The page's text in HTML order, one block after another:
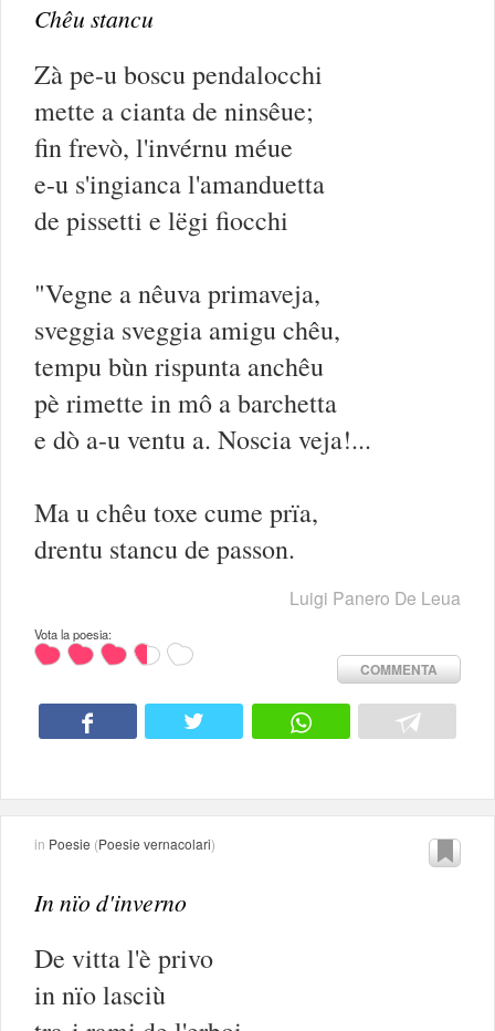
Chêu stancu
Zà pe-u boscu pendalocchi
mette a cianta de ninsêue;
fin frevò, l'invérnu méue
e-u s'ingianca l'amanduetta
de pissetti e lëgi fiocchi
"Vegne a nêuva primaveja,
sveggia sveggia amigu chêu,
tempu bùn rispunta anchêu
pè rimette in mô a barchetta
e dò a-u ventu a. Noscia veja!...
Ma u chêu toxe cume prïa,
drentu stancu de passon.
Luigi Panero De Leua
Vota la poesia:
COMMENTA
in Poesie (Poesie vernacolari)
In nïo d'inverno
De vitta l'è privo
in nïo lasciù